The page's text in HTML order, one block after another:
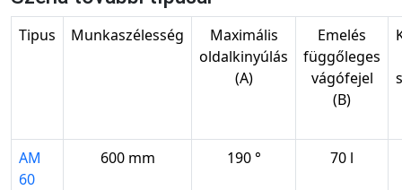
Tipus Munkaszélesség
Maximális
oldalkinyúlás
(A)
Emelés
függőleges
vágófejel
(B)
AM
60
600 mm 190 ° 70 l